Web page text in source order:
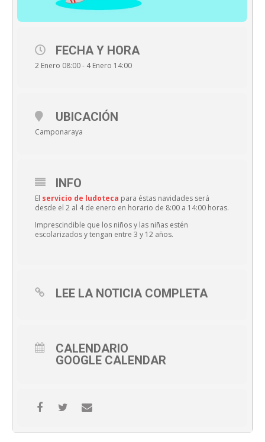
FECHA Y HORA
2 Enero 08:00 - 4 Enero 14:00
UBICACIÓN
Camponaraya
INFO
El servicio de ludoteca para éstas navidades será
desde el 2 al 4 de enero en horario de 8:00 a 14:00 horas.
Imprescindible que los niños y las niñas estén
escolarizados y tengan entre 3 y 12 años.
LEE LA NOTICIA COMPLETA
CALENDARIO
GOOGLE CALENDAR